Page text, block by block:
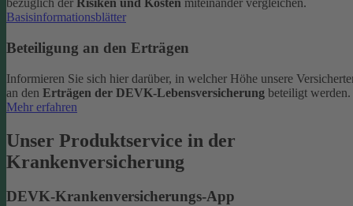
bezüglich der Risiken und Kosten miteinander vergleichen.
Basisinformationsblätter
Beteiligung an den Erträgen
Informieren Sie sich hier darüber, in welcher Höhe unsere
an den Erträgen der DEVK-Lebensversicherung beteiligt werden.
Mehr erfahren
Unser Produktservice in der
Krankenversicherung
DEVK-Krankenversicherungs-App